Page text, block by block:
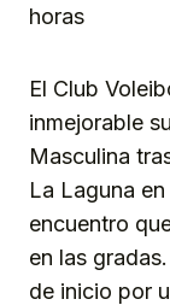
horas
El Club
inmejorable
Masculina
La Laguna
encuentro
en las
de inicio por